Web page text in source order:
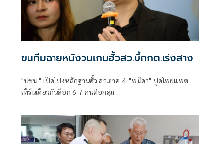
ขนทีมฉายหนังวนเกมฮั้วสว.บี้กกต.เร่งสาง
"ปชน." เปิดโปงหลักฐานฮั้ว สว.ภาค 4 "พนิดา" ปูดโพยแพต
เทิร์นเดียวกันล็อก 6-7 คนต่อกลุ่ม